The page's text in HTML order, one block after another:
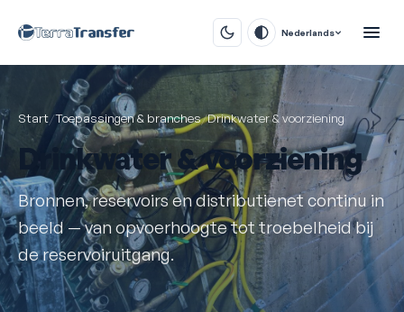
Nederlands
Start/Toepassingen & branches/Drinkwater & voorziening
Drinkwater & voorziening
Bronnen, reservoirs en distributienet continu in
beeld — van opvoerhoogte tot troebelheid bij
de reservoiruitgang.